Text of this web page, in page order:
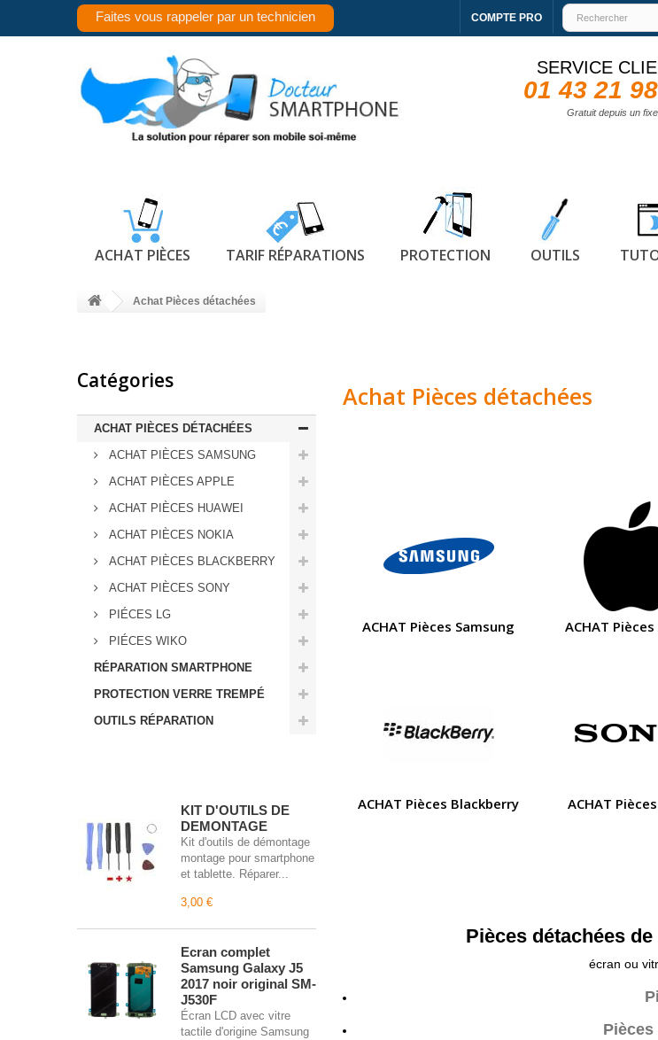
COMPTE PRO
Faites vous rappeler par un technicien
SERVICE
01 43 21
Gratuit depuis un fixe
ACHAT PIÈCES TARIF RÉPARATIONS PROTECTION OUTILS
Achat Pièces détachées
Catégories
ACHAT PIÈCES DÉTACHÉES
ACHAT PIÈCES SAMSUNG
ACHAT PIÈCES APPLE
ACHAT PIÈCES HUAWEI
ACHAT PIÈCES NOKIA
ACHAT PIÈCES BLACKBERRY
ACHAT PIÈCES SONY
PIÉCES LG
PIÉCES WIKO
RÉPARATION SMARTPHONE
PROTECTION VERRE TREMPÉ
OUTILS RÉPARATION
KIT D'OUTILS DE
DEMONTAGE
Kit d'outils de démontage
montage pour smartphone
et tablette. Réparer...
3,00 €
Écran complet
Samsung Galaxy J5
2017 noir original SM-
J530F
Écran LCD avec vitre
tactile d'origine Samsung
Achat Pièces détachées
ACHAT Pièces Samsung ACHAT
ACHAT Pièces Blackberry ACHAT
Pièces détachées
écran ou